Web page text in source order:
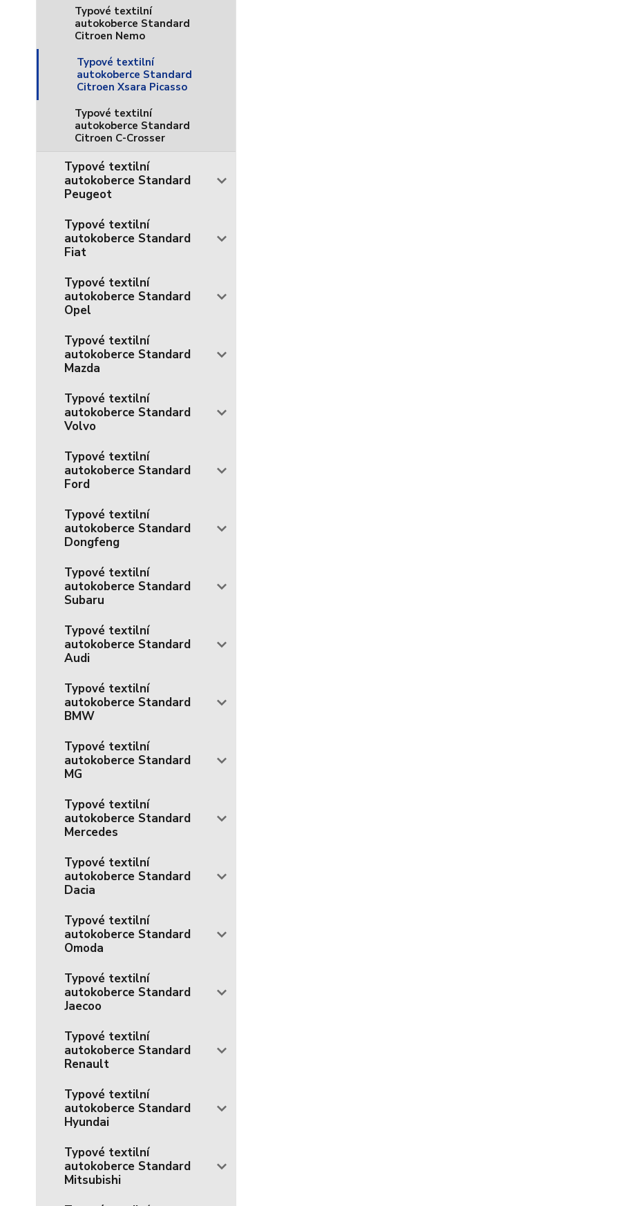
Typové textilní
autokoberce Standard
Citroen Nemo
Typové textilní
autokoberce Standard
Citroen Xsara Picasso
Typové textilní
autokoberce Standard
Citroen C-Crosser
Typové textilní
autokoberce Standard
Peugeot
Typové textilní
autokoberce Standard
Fiat
Typové textilní
autokoberce Standard
Opel
Typové textilní
autokoberce Standard
Mazda
Typové textilní
autokoberce Standard
Volvo
Typové textilní
autokoberce Standard
Ford
Typové textilní
autokoberce Standard
Dongfeng
Typové textilní
autokoberce Standard
Subaru
Typové textilní
autokoberce Standard
Audi
Typové textilní
autokoberce Standard
BMW
Typové textilní
autokoberce Standard
MG
Typové textilní
autokoberce Standard
Mercedes
Typové textilní
autokoberce Standard
Dacia
Typové textilní
autokoberce Standard
Omoda
Typové textilní
autokoberce Standard
Jaecoo
Typové textilní
autokoberce Standard
Renault
Typové textilní
autokoberce Standard
Hyundai
Typové textilní
autokoberce Standard
Mitsubishi